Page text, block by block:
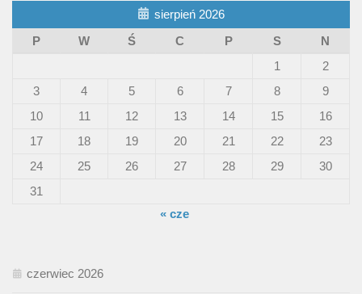
sierpień 2026
P
W Ś C P S
N
1
2
3
4 5 6 7 8
9
10
11 12 13 14 15
16
17
18 19 20 21 22
23
24
25 26 27 28 29
30
31
« cze
czerwiec 2026